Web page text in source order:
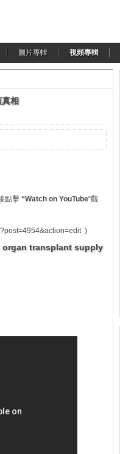
圖片專輯 視頻專輯
真相
點擊 “Watch on YouTube“觀
)
organ transplant supply